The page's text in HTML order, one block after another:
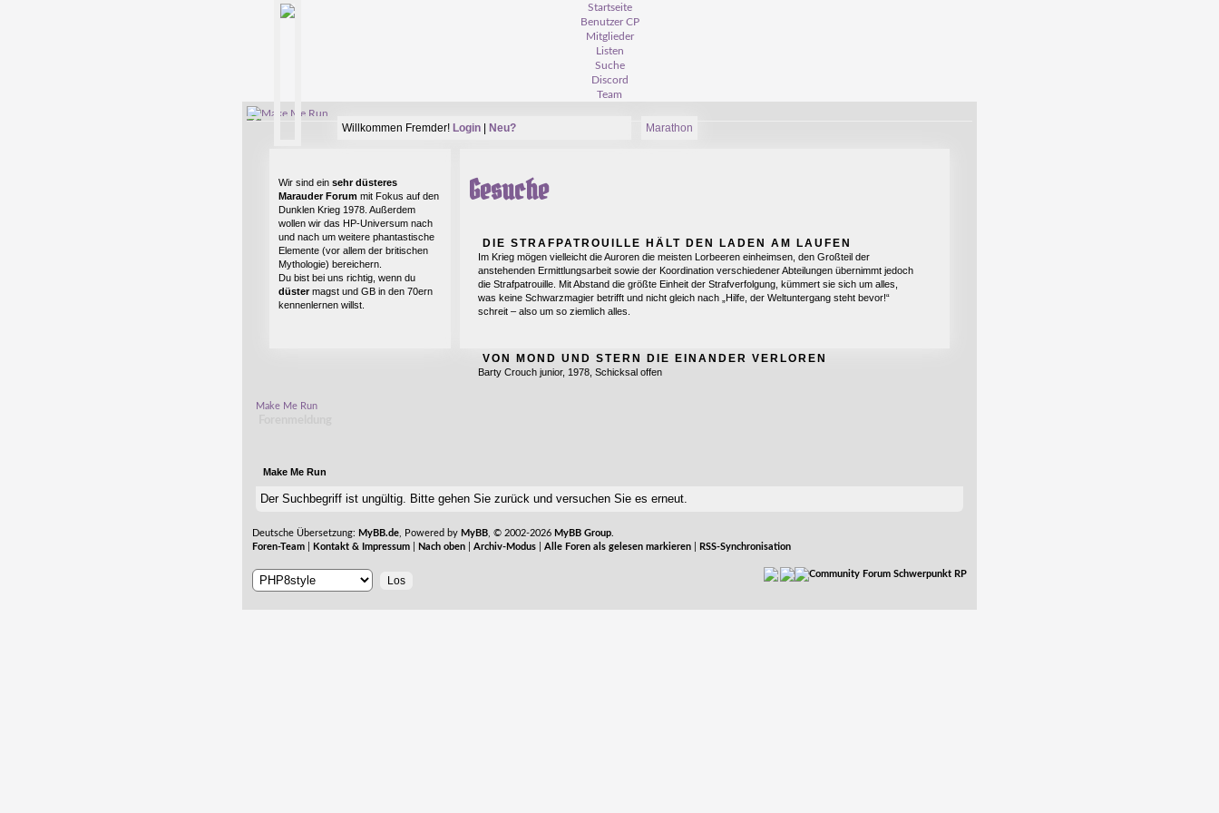
Startseite
Benutzer CP
Mitglieder
Listen
Suche
Discord
Team
Willkommen Fremder! Login Neu? Marathon
Wir sind ein sehr düsteres
Marauder Forum mit Fokus auf den
Dunklen Krieg 1978. Außerdem
wollen wir das HP-Universum nach
und nach um weitere phantastische
Elemente (vor allem der britischen
Mythologie) bereichern.
Du bist bei uns richtig, wenn du
düstermagst und GB in den 70ern
kennenlernen willst.
Gesuche
DIE STRAFPATROUILLE HÄLT DEN LADEN AM LAUFEN
Im Krieg mögen vielleicht die Auroren die meisten Lorbeeren einheimsen, den Großteil der
anstehenden Ermittlungsarbeit sowie der Koordination verschiedener Abteilungen übernimmt jedoch
die Strafpatrouille. Mit Abstand die größte Einheit der Strafverfolgung, kümmert sie sich um alles,
was keine Schwarzmagier betrifft und nicht gleich nach „Hilfe, der Weltuntergang steht bevor!“
schreit – also um so ziemlich alles.
VON MOND UND STERN DIE EINANDER VERLOREN
Barty Crouch junior, 1978, Schicksal offen
Make Me Run
Make Me Run
Der Suchbegriff ist ungültig. Bitte gehen Sie zurück und versuchen Sie es erneut.
Deutsche Übersetzung: MyBB.de , Powered by MyBB , © 2002-2026 MyBB Group
Foren-Team
Kontakt & Impressum Nach oben Archiv-Modus Alle Foren als gelesen markieren RSS-Synchronisation